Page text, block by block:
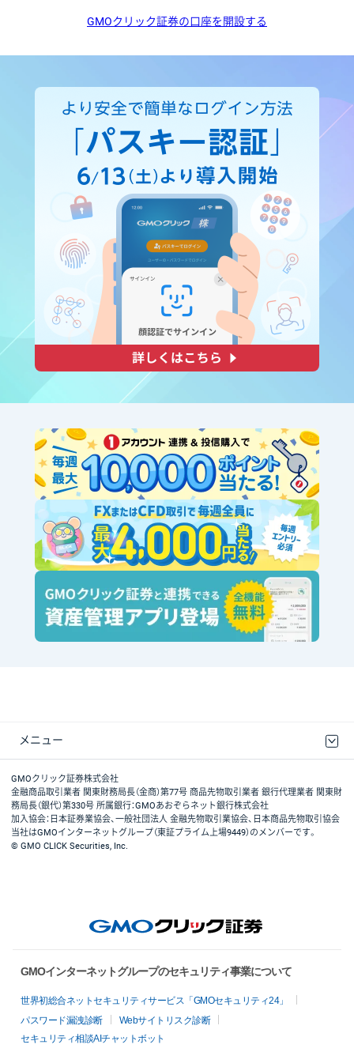
GMOクリック証券の口座を開設する
メニュー
取引規程・約款
最良執行方針
ディスクレイマー
リスク説明
GMOクリック証券ホームページ
GMOクリック証券株式会社
金融商品取引業者 関東財務局長（金商）第77号 商品先物取引業者 銀行代理業者 関東財
務局長（銀代）第330号 所属銀行：GMOあおぞらネット銀行株式会社
加入協会：日本証券業協会、一般社団法人 金融先物取引業協会、日本商品先物取引協会
当社はGMOインターネットグループ（東証プライム上場9449）のメンバーです。
© GMO CLICK Securities, Inc.
GMOインターネットグループのセキュリティ事業について
世界初総合ネットセキュリティサービス「GMOセキュリティ24」
パスワード漏洩診断
Webサイトリスク診断
セキュリティ相談AIチャットボット